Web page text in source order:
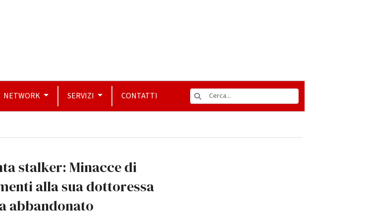
NETWORK SERVIZI CONTATTI
stalker: Minacce di
alla sua dottoressa
abbandonato